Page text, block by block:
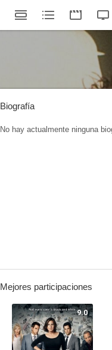
Biografía
No hay actualmente ninguna
Mejores participaciones
9.0